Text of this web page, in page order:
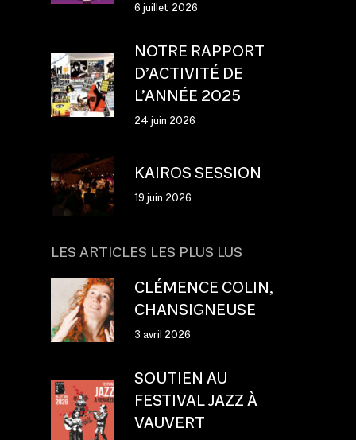
6 juillet 2026
NOTRE RAPPORT
D’ACTIVITÉ DE
L’ANNÉE 2025
24 juin 2026
KAIROS SESSION
19 juin 2026
LES ARTICLES LES PLUS LUS
CLÉMENCE COLIN,
CHANSIGNEUSE
3 avril 2026
SOUTIEN AU
FESTIVAL JAZZ À
VAUVERT